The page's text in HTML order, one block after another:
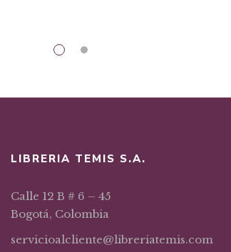
LIBRERIA TEMIS S.A.
Calle 12 B # 6 – 45
Bogotá, Colombia
servicioalcliente@libreriatemis.com